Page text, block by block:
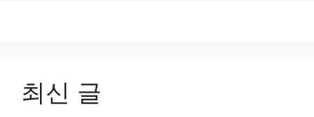
최신 글